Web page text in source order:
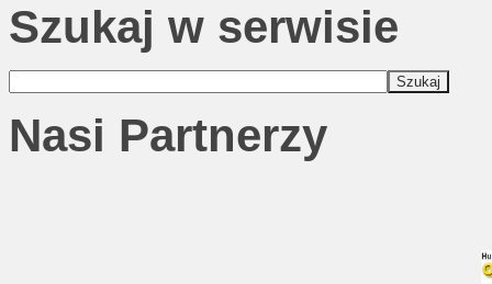
Szukaj w serwisie
Nasi Partnerzy